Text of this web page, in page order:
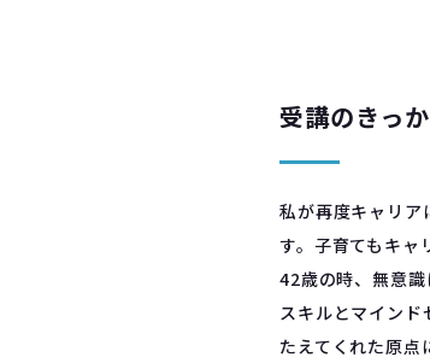
受講のきっ
私が再度キャリア
す。子育てもキャ
42歳の時、無意
スキルとマイン
たえてくれた原